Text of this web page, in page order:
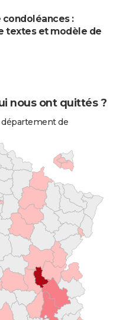
condoléances :
textes et modèle de
nous ont quittés ?
département de